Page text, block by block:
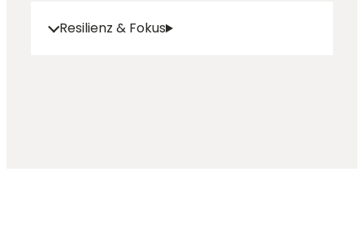
Resilienz & Fokus